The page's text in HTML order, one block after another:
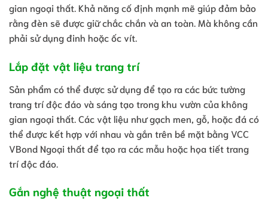
gian ngoại thất. Khả năng cố định mạnh mẽ giúp đảm bảo
rằng đèn sẽ được giữ chắc chắn và an toàn. Mà không cần
phải sử dụng đinh hoặc ốc vít.
Lắp đặt vật liệu trang trí
Sản phẩm có thể được sử dụng để tạo ra các bức tường
trang trí độc đáo và sáng tạo trong khu vườn của không
gian ngoại thất. Các vật liệu như gạch men, gỗ, hoặc đá có
thể được kết hợp với nhau và gắn trên bề mặt bằng VCC
VBond Ngoại thất để tạo ra các mẫu hoặc họa tiết trang
trí độc đáo.
Gắn nghệ thuật ngoại thất